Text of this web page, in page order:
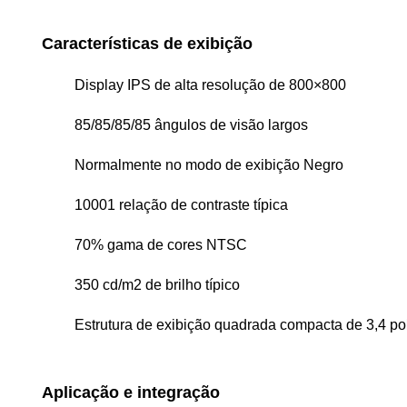
Características de exibição
Display IPS de alta resolução de 800×800
85/85/85/85 ângulos de visão largos
Normalmente no modo de exibição Negro
10001 relação de contraste típica
70% gama de cores NTSC
350 cd/m2 de brilho típico
Estrutura de exibição quadrada compacta de 3,4
Aplicação e integração